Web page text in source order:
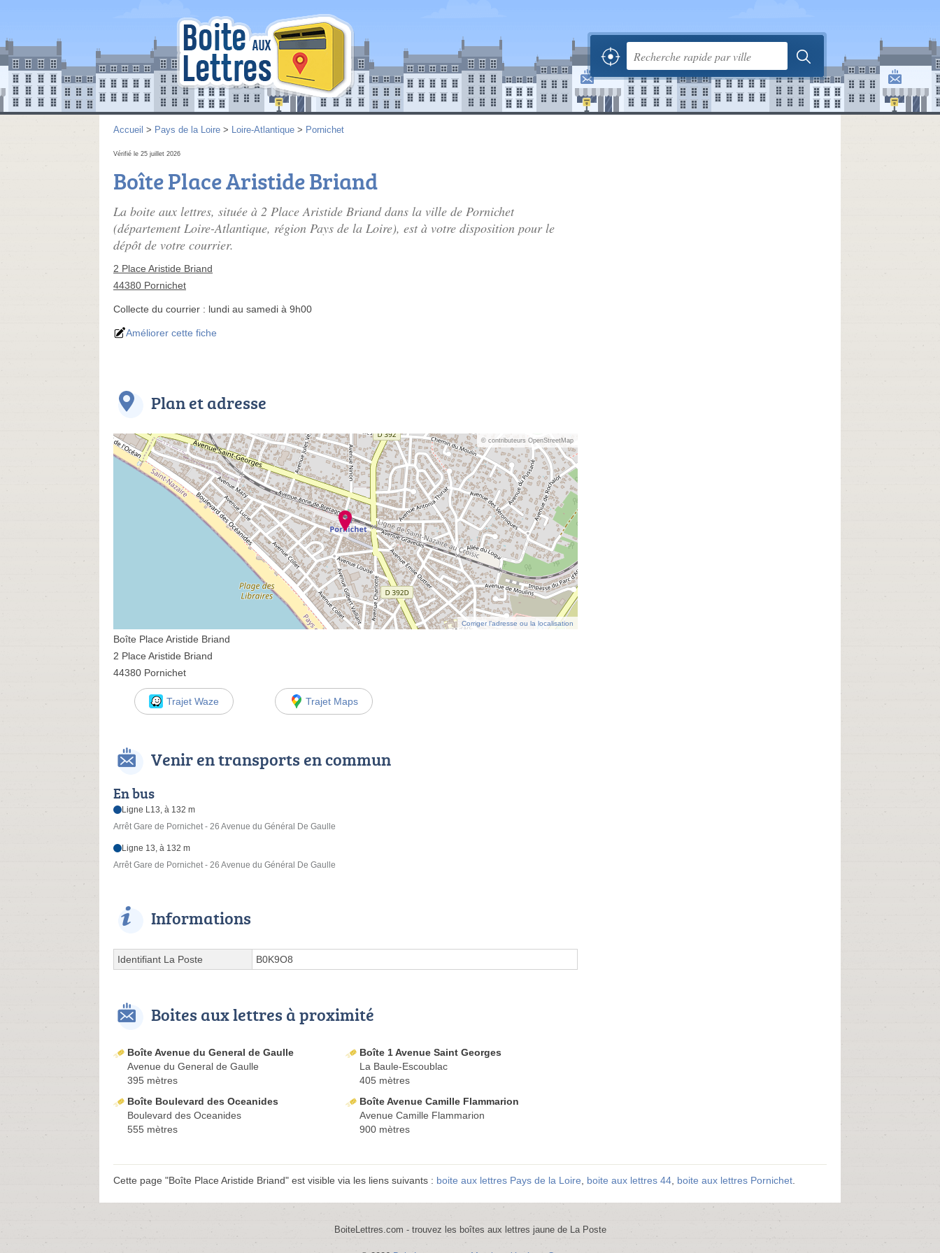
Accueil > Pays de la Loire > Loire-Atlantique > Pornichet
Vérifié le 25 juillet 2026
Boîte Place Aristide Briand
La boite aux lettres, située à 2 Place Aristide Briand dans la ville de Pornichet
(département Loire-Atlantique, région Pays de la Loire), est à votre disposition pour le
dépôt de votre courrier.
2 Place Aristide Briand
44380 Pornichet
Collecte du courrier : lundi au samedi à 9h00
Améliorer cette fiche
Plan et adresse
© contributeurs OpenStreetMap
Corriger l’adresse ou la localisation
Boîte Place Aristide Briand
2 Place Aristide Briand
44380 Pornichet
Trajet Waze Trajet Maps
Venir en transports en commun
En bus
Ligne L13, à 132 m
Arrêt Gare de Pornichet - 26 Avenue du Général De Gaulle
Ligne 13, à 132 m
Arrêt Gare de Pornichet - 26 Avenue du Général De Gaulle
Informations
Identifiant La Poste B0K9O8
Boites aux lettres à proximité
Boîte Avenue du General de Gaulle
Avenue du General de Gaulle
395 mètres
Boîte 1 Avenue Saint Georges
La Baule-Escoublac
405 mètres
Boîte Boulevard des Oceanides
Boulevard des Oceanides
555 mètres
Boîte Avenue Camille Flammarion
Avenue Camille Flammarion
900 mètres
Cette page "Boîte Place Aristide Briand" est visible via les liens suivants : boite aux lettres Pays de la Loire, boite aux lettres 44, boite aux lettres Pornichet.
BoiteLettres.com - trouvez les boîtes aux lettres jaune de La Poste